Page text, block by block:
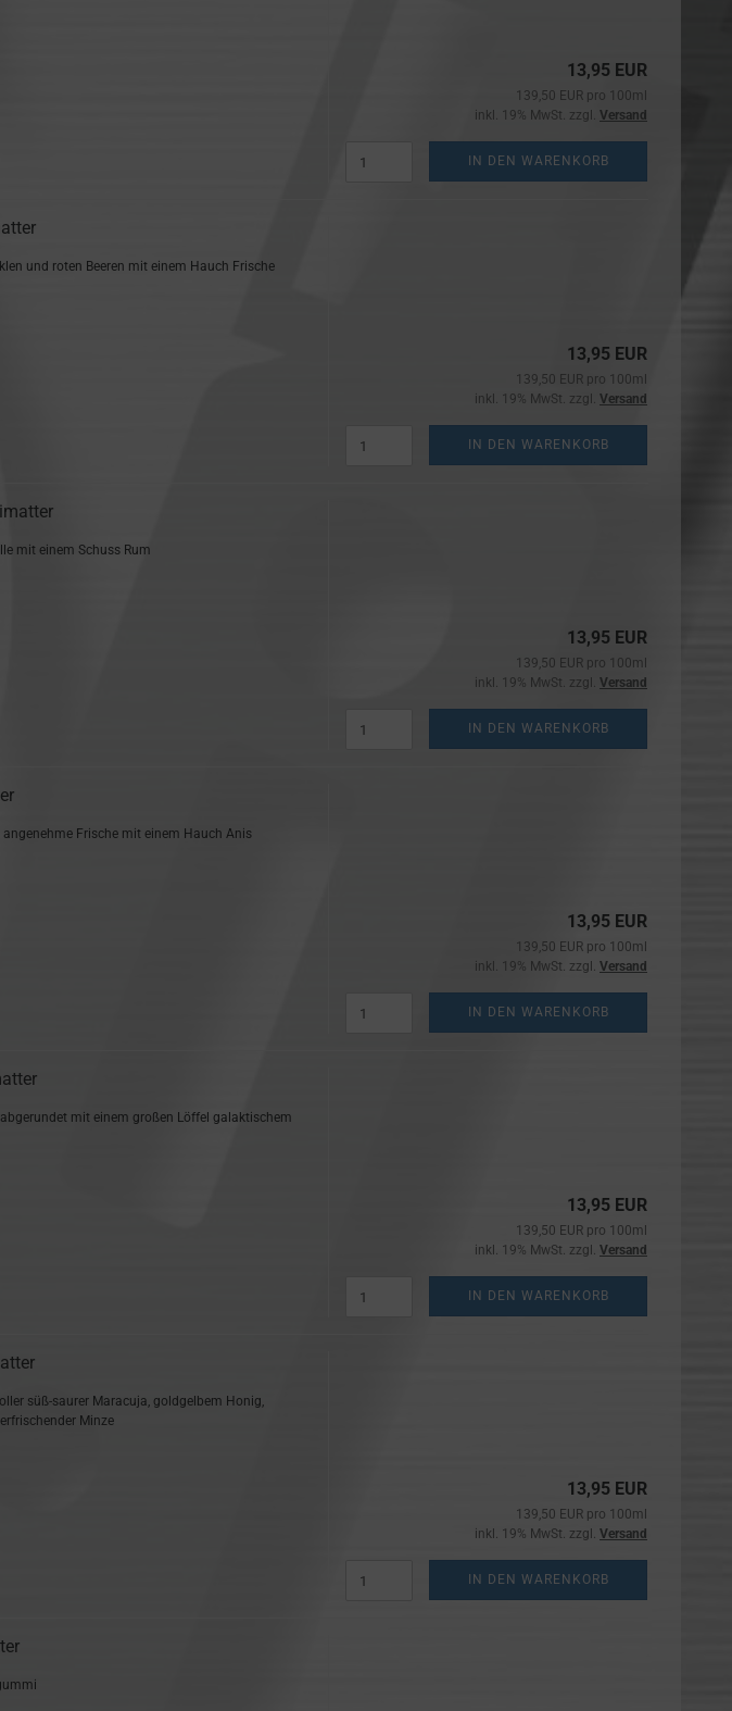
13,95 EUR
139,50 EUR pro 100ml
inkl. 19% MwSt. zzgl. Versand
IN DEN WARENKORB
und roten Beeren mit einem Hauch Frische
13,95 EUR
139,50 EUR pro 100ml
inkl. 19% MwSt. zzgl. Versand
IN DEN WARENKORB
mit einem Schuss Rum
13,95 EUR
139,50 EUR pro 100ml
inkl. 19% MwSt. zzgl. Versand
IN DEN WARENKORB
Frische mit einem Hauch Anis
13,95 EUR
139,50 EUR pro 100ml
inkl. 19% MwSt. zzgl. Versand
IN DEN WARENKORB
mit einem großen Löffel galaktischem
13,95 EUR
139,50 EUR pro 100ml
inkl. 19% MwSt. zzgl. Versand
IN DEN WARENKORB
süß-saurer Maracuja, goldgelbem Honig,
Minze
13,95 EUR
139,50 EUR pro 100ml
inkl. 19% MwSt. zzgl. Versand
IN DEN WARENKORB